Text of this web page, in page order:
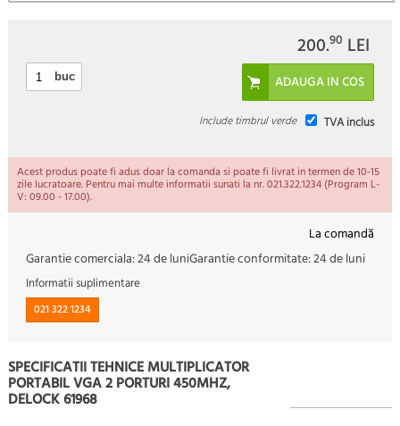
200.90 LEI
buc
TVA inclus
Include timbrul verde
Acest produs poate fi adus doar la comanda si poate fi livrat in termen de 10-15
zile lucratoare. Pentru mai multe informatii sunati la nr. 021.322.1234 (Program L-
V: 09.00 - 17.00).
La comandă
Garantie comerciala:24 de luniGarantie conformitate:24 de luni
Informatii suplimentare
021 322 1234
SPECIFICATII TEHNICE MULTIPLICATOR
PORTABIL VGA 2 PORTURI 450MHZ,
DELOCK 61968